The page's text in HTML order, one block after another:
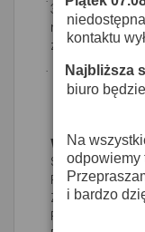
30 metrów od
mieszcząca
zabezpiecza
- Odbiornik:
- Mikrofon:
WM202
System
Pasmo: UHF
Zasięg: 30m
Pasmo
kontaktu
· Najbliższa
biuro
Na
odpowiemy
i bardzo